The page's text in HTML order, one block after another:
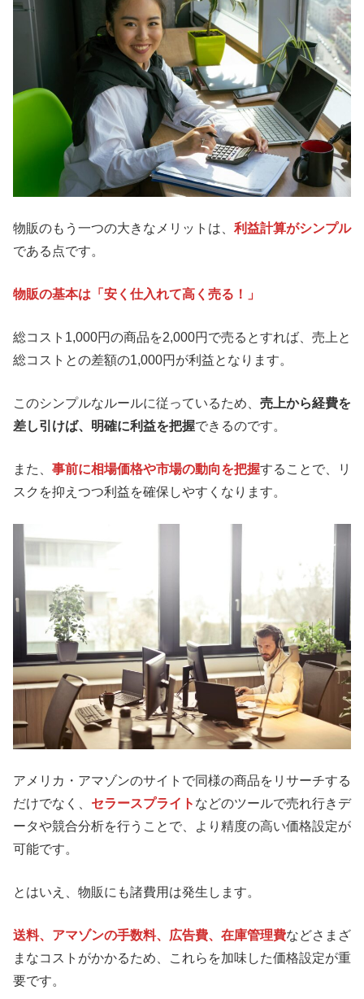
物販のもう一つの大きなメリットは、 利益計算がシンプル
である点です。
物販の基本は「安く仕入れて高く売る！」
総コスト1,000円の商品を2,000円で売るとすれば、売上と
総コストとの差額の1,000円が利益となります。
このシンプルなルールに従っているため、 売上から経費を
差し引けば、明確に利益を把握できるのです。
また、 事前に相場価格や市場の動向を把握することで、リ
スクを抑えつつ利益を確保しやすくなります。
アメリカ・アマゾンのサイトで同様の商品をリサーチする
だけでなく、 セラースプライト などのツールで売れ行きデ
ータや競合分析を行うことで、より精度の高い価格設定が
可能です。
とはいえ、物販にも諸費用は発生します。
送料、アマゾンの手数料、広告費、在庫管理費などさまざ
まなコストがかかるため、これらを加味した価格設定が重
要です。